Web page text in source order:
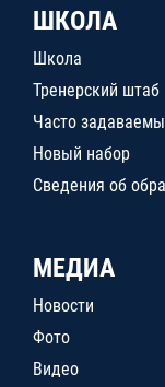
ШКОЛА
Школа
Тренерский штаб
Часто
Новый набор
Сведения об
МЕДИА
Новости
Фото
Видео